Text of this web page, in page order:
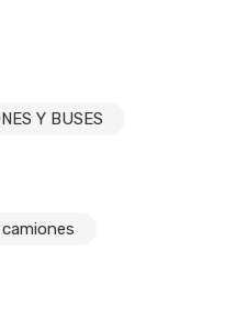
Y BUSES
camiones